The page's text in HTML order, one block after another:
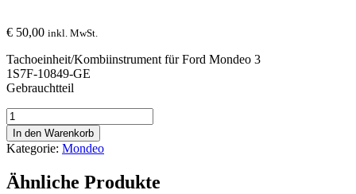
€ 50,00 inkl. MwSt.
Tachoeinheit/Kombiinstrument für Ford Mondeo 3
1S7F-10849-GE
Gebrauchtteil
Tachoeinheit/Kombiinstrument
-
Ford
Mondeo
3
Menge
In den Warenkorb
Kategorie: Mondeo
Ähnliche Produkte